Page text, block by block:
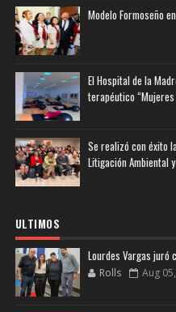
Modelo Formoseño
El Hospital de la
terapéutico
Se realizó con éxito
Litigación Ambiental
ULTIMOS
Lourdes Vargas juró
Rolls Aug